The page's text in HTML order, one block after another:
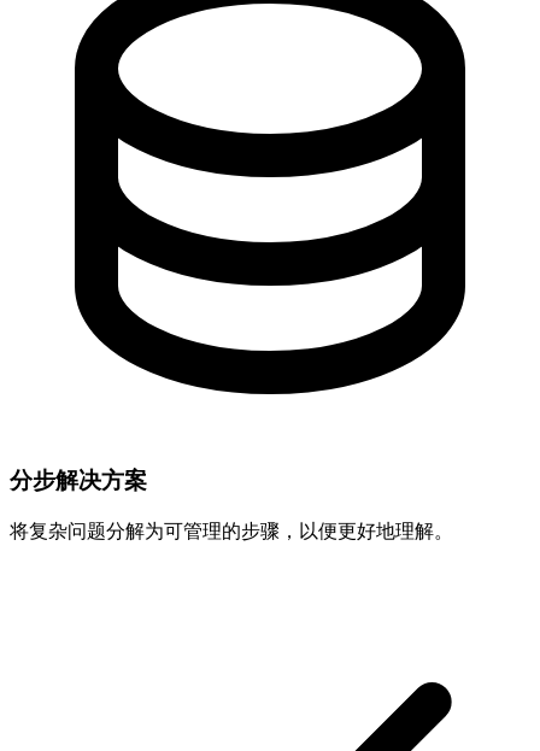
分步解决方案
将复杂问题分解为可管理的步骤，以便更好地理解。